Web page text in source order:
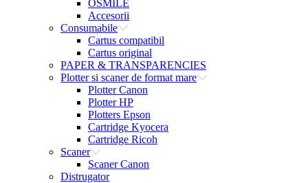
OSMILE
Accesorii
Consumabile
Cartus compatibil
Cartus original
PAPER & TRANSPARENCIES
Plotter si scaner de format mare
Plotter Canon
Plotter HP
Plotters Epson
Cartridge Kyocera
Cartridge Ricoh
Scaner
Scaner Canon
Distrugator